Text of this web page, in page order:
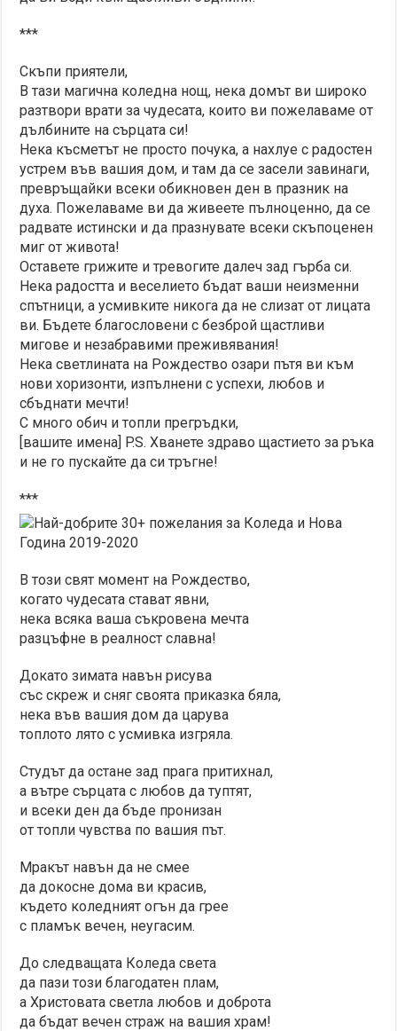
***
Скъпи приятели,
В тази магична коледна нощ, нека домът ви широко
разтвори врати за чудесата, които ви пожелаваме от
дълбините на сърцата си!
Нека късметът не просто почука, а нахлуе с радостен
устрем във вашия дом, и там да се засели завинаги,
превръщайки всеки обикновен ден в празник на
духа. Пожелаваме ви да живеете пълноценно, да се
радвате истински и да празнувате всеки скъпоценен
миг от живота!
Оставете грижите и тревогите далеч зад гърба си.
Нека радостта и веселието бъдат ваши неизменни
спътници, а усмивките никога да не слизат от лицата
ви. Бъдете благословени с безброй щастливи
мигове и незабравими преживявания!
Нека светлината на Рождество озари пътя ви към
нови хоризонти, изпълнени с успехи, любов и
сбъднати мечти!
С много обич и топли прегръдки,
[вашите имена] P.S. Хванете здраво щастието за ръка
и не го пускайте да си тръгне!
***
В този свят момент на Рождество,
когато чудесата стават явни,
нека всяка ваша съкровена мечта
разцъфне в реалност славна!
Докато зимата навън рисува
със скреж и сняг своята приказка бяла,
нека във вашия дом да царува
топлото лято с усмивка изгряла.
Студът да остане зад прага притихнал,
а вътре сърцата с любов да туптят,
и всеки ден да бъде пронизан
от топли чувства по вашия път.
Мракът навън да не смее
да докосне дома ви красив,
където коледният огън да грее
с пламък вечен, неугасим.
До следващата Коледа света
да пази този благодатен плам,
а Христовата светла любов и доброта
да бъдат вечен страж на вашия храм!